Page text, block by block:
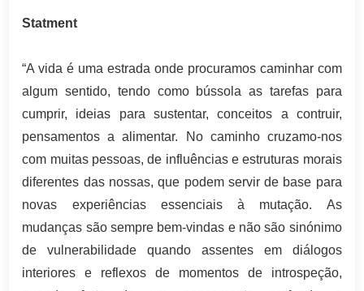
Statment
“A vida é uma estrada onde procuramos caminhar com
algum sentido, tendo como bússola as tarefas para
cumprir, ideias para sustentar, conceitos a contruir,
pensamentos a alimentar. No caminho cruzamo-nos
com muitas pessoas, de influências e estruturas morais
diferentes das nossas, que podem servir de base para
novas experiências essenciais à mutação. As
mudanças são sempre bem-vindas e não são sinónimo
de vulnerabilidade quando assentes em diálogos
interiores e reflexos de momentos de introspeção,